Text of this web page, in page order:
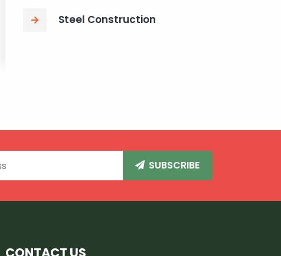
Steel Construction
SUBSCRIBE